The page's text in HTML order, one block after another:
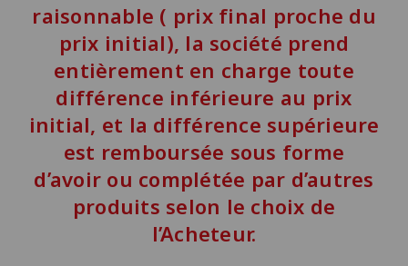
raisonnable ( prix final proche du
prix initial), la société prend
entièrement en charge toute
différence inférieure au prix
initial, et la différence supérieure
est remboursée sous forme
d’avoir ou complétée par d’autres
produits selon le choix de
l’Acheteur.